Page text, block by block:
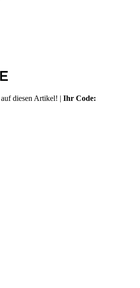
auf diesen Artikel! | Ihr Code: